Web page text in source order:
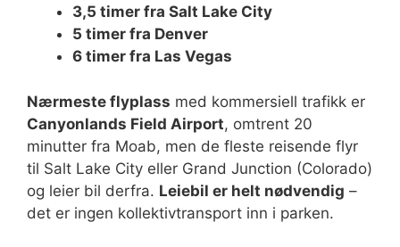
3,5 timer fra Salt Lake City
5 timer fra Denver
6 timer fra Las Vegas
Nærmeste flyplass med kommersiell trafikk er
Canyonlands Field Airport, omtrent 20
minutter fra Moab, men de fleste reisende flyr
til Salt Lake City eller Grand Junction (Colorado)
og leier bil derfra. Leiebil er helt nødvendig –
det er ingen kollektivtransport inn i parken.